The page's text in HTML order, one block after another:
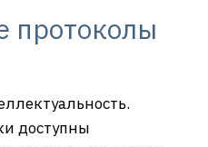
протоколы
доступны